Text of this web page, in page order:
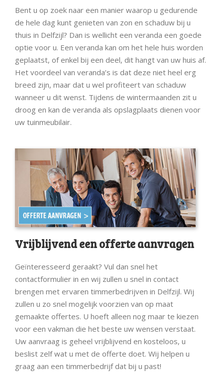
Bent u op zoek naar een manier waarop u gedurende
de hele dag kunt genieten van zon en schaduw bij u
thuis in Delfzijl? Dan is wellicht een veranda een goede
optie voor u. Een veranda kan om het hele huis worden
geplaatst, of enkel bij een deel, dit hangt van uw huis af.
Het voordeel van veranda’s is dat deze niet heel erg
breed zijn, maar dat u wel profiteert van schaduw
wanneer u dit wenst. Tijdens de wintermaanden zit u
droog en kan de veranda als opslagplaats dienen voor
uw tuinmeubilair.
Vrijblijvend een offerte aanvragen
Geïnteresseerd geraakt? Vul dan snel het
contactformulier in en wij zullen u snel in contact
brengen met ervaren timmerbedrijven in Delfzijl. Wij
zullen u zo snel mogelijk voorzien van op maat
gemaakte offertes. U hoeft alleen nog maar te kiezen
voor een vakman die het beste uw wensen verstaat.
Uw aanvraag is geheel vrijblijvend en kosteloos, u
beslist zelf wat u met de offerte doet. Wij helpen u
graag aan een timmerbedrijf dat bij u past!